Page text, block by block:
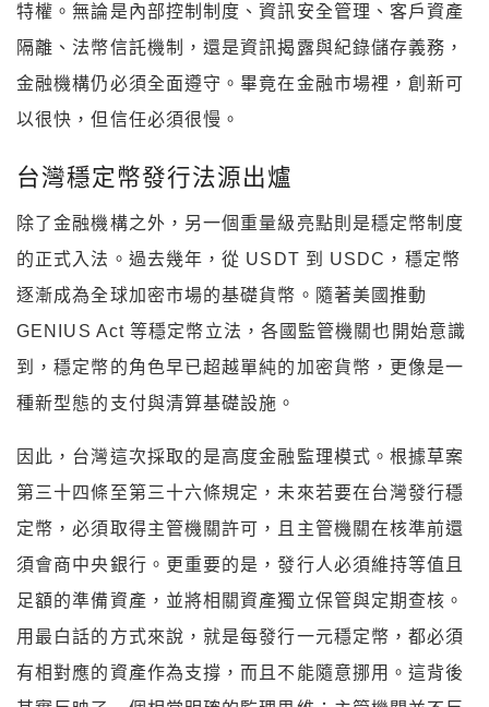
特權。無論是內部控制制度、資訊安全管理、客戶資產
隔離、法幣信託機制，還是資訊揭露與紀錄儲存義務，
金融機構仍必須全面遵守。畢竟在金融市場裡，創新可
以很快，但信任必須很慢。
台灣穩定幣發行法源出爐
除了金融機構之外，另一個重量級亮點則是穩定幣制度
的正式入法。過去幾年，從 USDT 到 USDC，穩定幣
逐漸成為全球加密市場的基礎貨幣。隨著美國推動
GENIUS Act 等穩定幣立法，各國監管機關也開始意識
到，穩定幣的角色早已超越單純的加密貨幣，更像是一
種新型態的支付與清算基礎設施。
因此，台灣這次採取的是高度金融監理模式。根據草案
第三十四條至第三十六條規定，未來若要在台灣發行穩
定幣，必須取得主管機關許可，且主管機關在核準前還
須會商中央銀行。更重要的是，發行人必須維持等值且
足額的準備資產，並將相關資產獨立保管與定期查核。
用最白話的方式來說，就是每發行一元穩定幣，都必須
有相對應的資產作為支撐，而且不能隨意挪用。這背後